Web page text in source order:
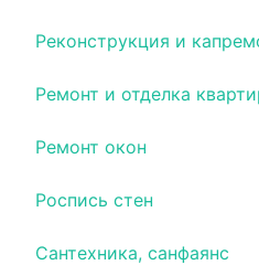
Реконструкция и
Ремонт и отделка
Ремонт окон
Роспись стен
Сантехника, санфаянс